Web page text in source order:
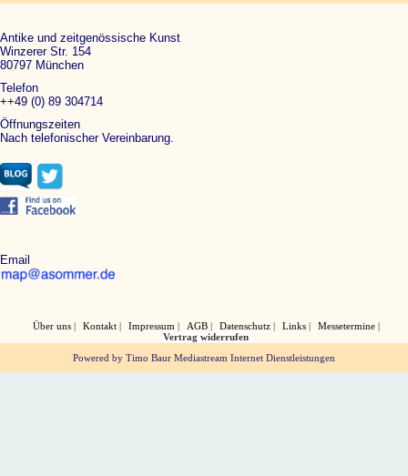
Antike und zeitgenössische Kunst
Winzerer Str. 154
80797 München
Telefon
++49 (0) 89 304714
Öffnungszeiten
Nach telefonischer Vereinbarung.
Email
Über uns Kontakt Impressum AGB Datenschutz Links
Messetermine
Vertrag widerrufen
Powered by Timo Baur Mediastream Internet Dienstleistungen